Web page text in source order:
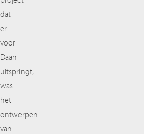
dat
er
voor
Daan
uitspringt,
was
het
ontwerpen
van